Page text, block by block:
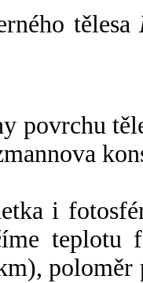
tělesa
povrchu
i